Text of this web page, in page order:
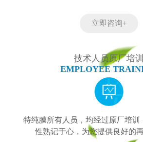
立即咨询+
技术人员原厂培训
EMPLOYEE
特纯膜所有人员，均经过原厂培训
性熟记于心，为您提供良好的